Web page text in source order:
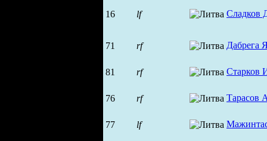
16 lf Сладков
71 rf Дабрега
81 rf Старков
76 rf Тарасов
77 lf